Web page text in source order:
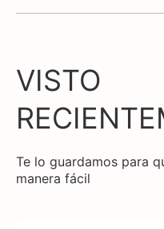
VISTO
Te lo guardamos para
manera fácil